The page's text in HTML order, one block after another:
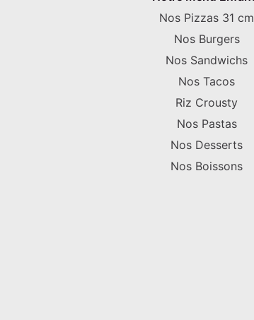
Nos Pizzas 31 cm
Nos Burgers
Nos Sandwichs
Nos Tacos
Riz Crousty
Nos Pastas
Nos Desserts
Nos Boissons